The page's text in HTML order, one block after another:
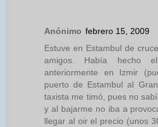
Anónimo febrero 15, 2009
Estuve en Estambul de
amigos. Había hecho
anteriormente en Izmir
puerto de Estambul al
taxista me timó, pues no
y al bajarme no iba a
llegar al oir el precio (unos